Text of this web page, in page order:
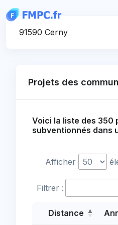
Projets des
Voici la liste des 350
subventionnés dans
Afficher
Filtrer :
Distance
Panneau de gestion des cookies